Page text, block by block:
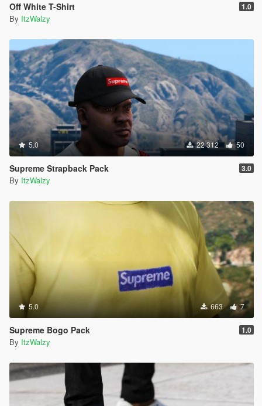
Off White T-Shirt 1.0
By ItzWalzy
5.0 22 312 50
Supreme Strapback Pack 3.0
By ItzWalzy
5.0 663 7
Supreme Bogo Pack 1.0
By ItzWalzy